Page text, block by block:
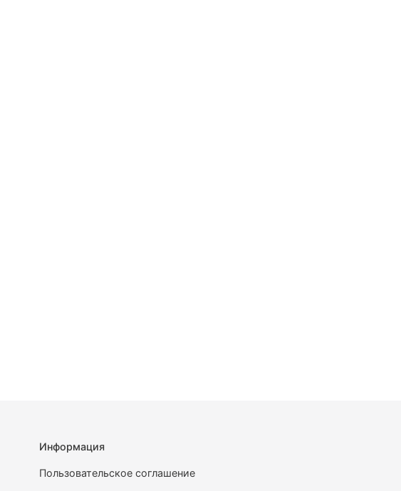
Информация
Пользовательское соглашение